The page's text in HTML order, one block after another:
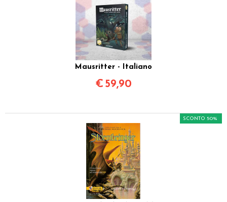
Mausritter - Italiano
€ 59,90
SCONTO 50%